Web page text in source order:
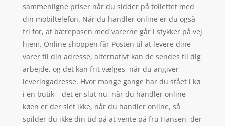
sammenligne priser når du sidder på toilettet med
din mobiltelefon. Når du handler online er du også
fri for, at bæreposen med varerne går i stykker på vej
hjem. Online shoppen får Posten til at levere dine
varer til din adresse, alternativt kan de sendes til dig
arbejde, og det kan frit vælges, når du angiver
leveringadresse. Hvor mange gange har du stået i kø
i en butik – det er slut nu, når du handler online
køen er der slet ikke, når du handler online, så
spilder du ikke din tid på at vente på fru Hansen, der